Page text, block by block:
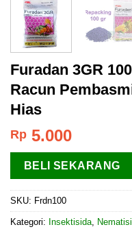
Furadan 3GR
Racun
Hias
Rp 5.000
BELI SEKARANG
SKU: Frdn100
Kategori: Insektisida